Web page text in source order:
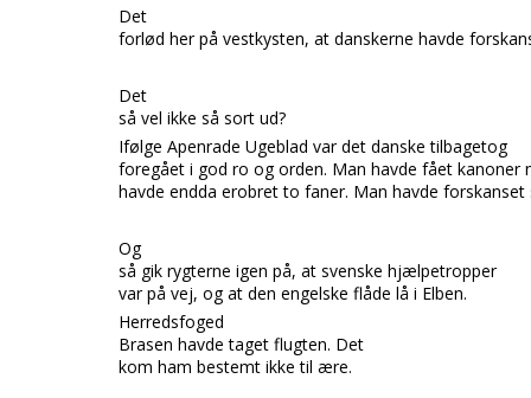
Det
forlød her på vestkysten, at danskerne havde
Det
så vel ikke så sort ud?
Ifølge Apenrade Ugeblad var det danske tilbagetog
foregået i god ro og orden. Man havde fået kanoner
havde endda erobret to faner. Man havde
Og
så gik rygterne igen på, at svenske hjælpetropper
var på vej, og at den engelske flåde lå i Elben.
Herredsfoged
Brasen havde taget flugten. Det
kom ham bestemt ikke til ære.